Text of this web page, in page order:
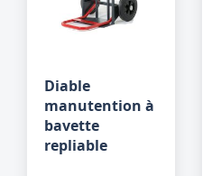
Diable
manutention à
bavette
repliable